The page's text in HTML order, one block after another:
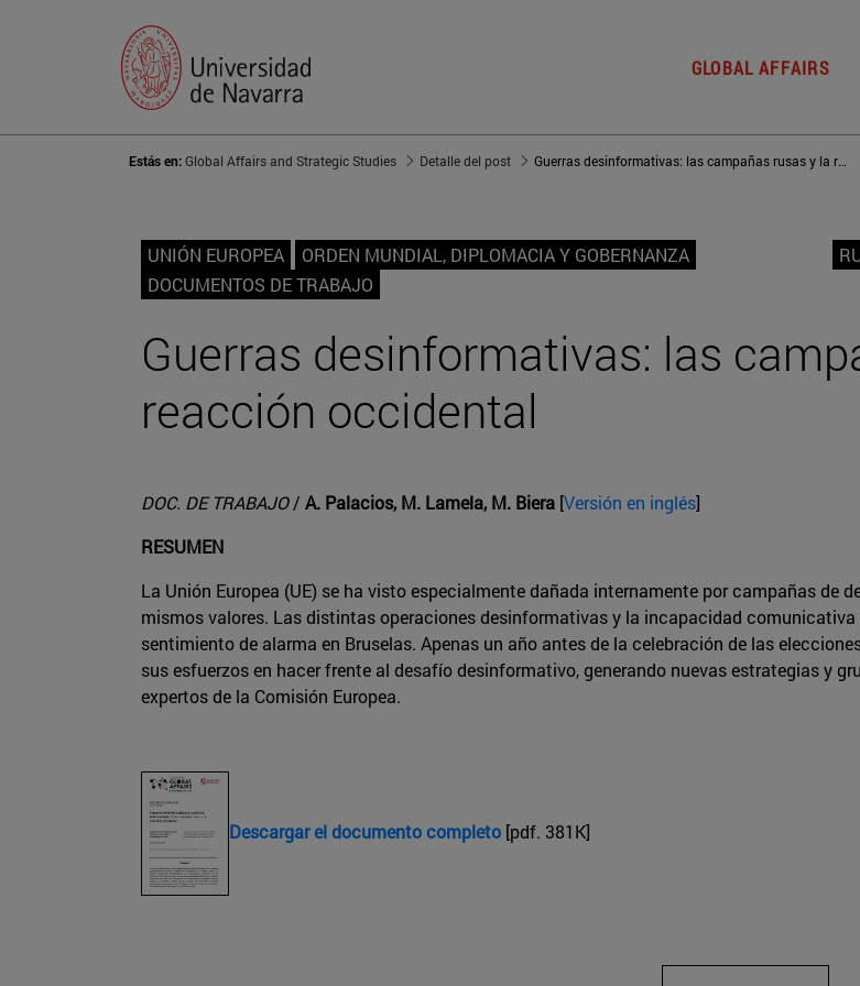
GLOBAL AFFAIRS
Estás en:Global Affairs and Strategic Studies Detalle del post Guerras desinformativas: las campañas rusas y la reacción occidental
UNIÓN EUROPEA
ORDEN MUNDIAL, DIPLOMACIA Y GOBERNANZA
DOCUMENTOS DE TRABAJO
Guerras desinformativas: las
reacción occidental
DOC. DE TRABAJO/ A. Palacios, M. Lamela, M. Biera [Versión en inglés]
RESUMEN
La Unión Europea (UE) se ha visto especialmente dañada internamente por campañas de
mismos valores. Las distintas operaciones desinformativas y la incapacidad
sentimiento de alarma en Bruselas. Apenas un año antes de la celebración de las
sus esfuerzos en hacer frente al desafío desinformativo, generando nuevas estrategias y
expertos de la Comisión Europea.
Descargar el documento completo [pdf. 381K]